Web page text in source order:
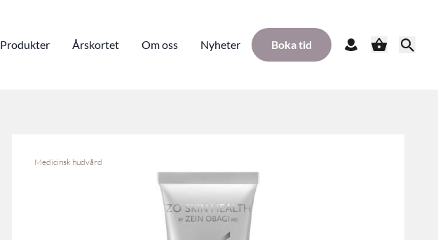
Produkter Årskortet Om oss Nyheter Boka tid
Medicinsk hudvård